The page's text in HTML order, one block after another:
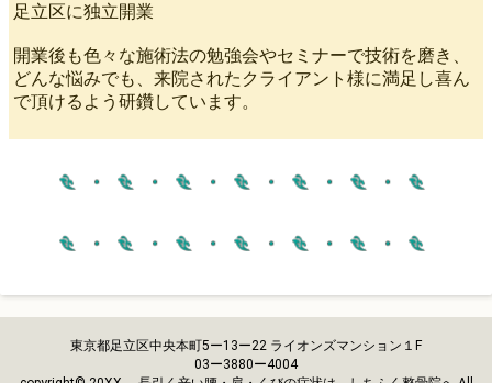
足立区に独立開業
開業後も色々な施術法の勉強会やセミナーで技術を磨き、
どんな悩みでも、来院されたクライアント様に満足し喜ん
で頂けるよう研鑽しています。
東京都足立区中央本町5ー13ー22 ライオンズマンション１F
03ー3880ー4004